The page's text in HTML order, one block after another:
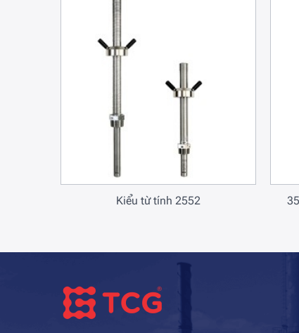
Kiểu từ tính 2552